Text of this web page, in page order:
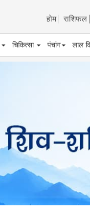
होम राशिफल
चिकित्सा पंचांग लाल